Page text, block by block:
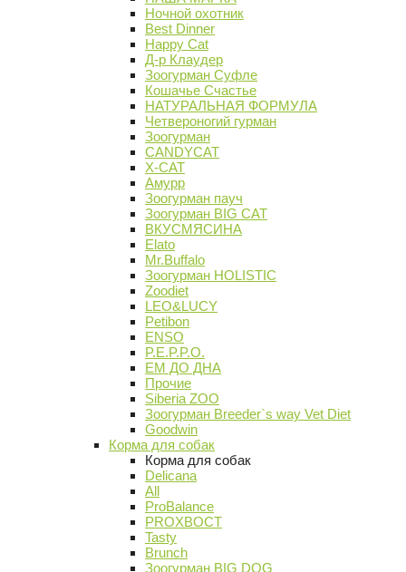
Ночной охотник
Best Dinner
Happy Cat
Д-р Клаудер
Зоогурман Суфле
Кошачье Счастье
НАТУРАЛЬНАЯ ФОРМУЛА
Четвероногий гурман
Зоогурман
CANDYCAT
X-CAT
Амурр
Зоогурман пауч
Зоогурман BIG CAT
ВКУСМЯСИНА
Elato
Mr.Buffalo
Зоогурман HOLISTIC
Zoodiet
LEO&LUCY
Petibon
ENSO
P.E.P.P.O.
ЕМ ДО ДНА
Прочие
Siberia ZOO
Зоогурман Breeder`s way Vet Diet
Goodwin
Корма для собак
Корма для собак
Delicana
All
ProBalance
PROХВОСТ
Tasty
Brunch
Зоогурман BIG DOG